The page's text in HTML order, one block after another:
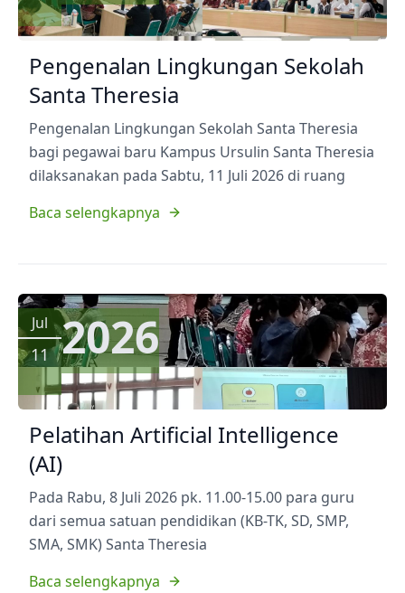
Pengenalan Lingkungan Sekolah
Santa Theresia
Pengenalan Lingkungan Sekolah Santa Theresia
bagi pegawai baru Kampus Ursulin Santa Theresia
dilaksanakan pada Sabtu, 11 Juli 2026 di ruang
Baca selengkapnya
Jul
11 2026
Pelatihan Artificial Intelligence
(AI)
Pada Rabu, 8 Juli 2026 pk. 11.00-15.00 para guru
dari semua satuan pendidikan (KB-TK, SD, SMP,
SMA, SMK) Santa Theresia
Baca selengkapnya